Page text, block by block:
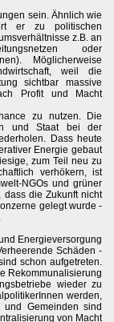
sein. Ähnlich wie
er zu politischen
z.B. an
oder
Möglicherweise
weil die
sichtbar massive
Profit und Macht
zu nutzen. Die
und Staat bei der
Dass heute
Energie gebaut
zum Teil neu zu
verhökern, ist
NGOs und grüner
dass die Zukunft nicht
gelegt wurde -
Energieversorgung
Schäden -
schon aufgetreten.
Rekommunalisierung
wieder zu
werden,
Gemeinden sind
von Macht